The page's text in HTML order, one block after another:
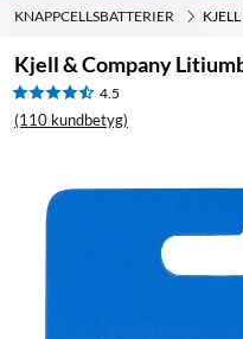
KNAPPCELLSBATTERIER
Kjell & Company
4.5
(110 kundbetyg)